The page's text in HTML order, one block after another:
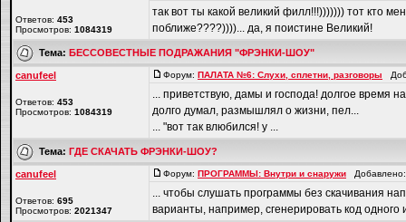
Ответов: 453
Просмотров: 1084319
так вот ты какой великий филл!!!))))))) тот кто
поближе????))))... да, я поистине Великий!
Тема: БЕССОВЕСТНЫЕ ПОДРАЖАНИЯ "ФРЭНКИ-ШОУ"
canufeel
Ответов: 453
Просмотров: 1084319
Форум: ПАЛАТА №6: Слухи, сплетни, разговоры
... приветствую, дамы и господа! долгое время
долго думал, размышлял о жизни, пел...
... "вот так влюбился! у ...
Тема: ГДЕ СКАЧАТЬ ФРЭНКИ-ШОУ?
canufeel
Ответов: 695
Просмотров: 2021347
Форум: ПРОГРАММЫ: Внутри и снаружи
... чтобы слушать программы без скачивания
варианты, например, сгенерировать код одного